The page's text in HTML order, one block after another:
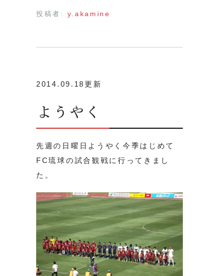
投稿者: y.akamine
2014.09.18更新
ようやく
先週の日曜日ようやく今季はじめて
FC琉球の試合観戦に行ってきまし
た。